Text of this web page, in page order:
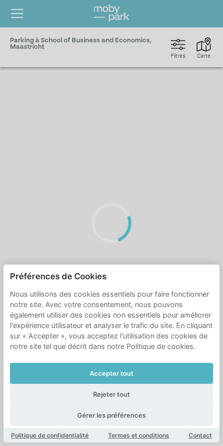
Parking à School of Business and Economics,
Maastricht
Carte
Filtres
Préférences de Cookies
Nous utilisons des cookies essentiels pour faire fonctionner
notre site. Avec votre consentement, nous pouvons
également utiliser des cookies non essentiels pour améliorer
l'expérience utilisateur et analyser le trafic du site. En cliquant
sur « Accepter », vous acceptez l'utilisation des cookies de
notre site tel que décrit dans notre Politique de cookies.
Accepter tout
Rejeter tout
Gérer les préférences
Politique de confidentialité Termes et conditions Contact